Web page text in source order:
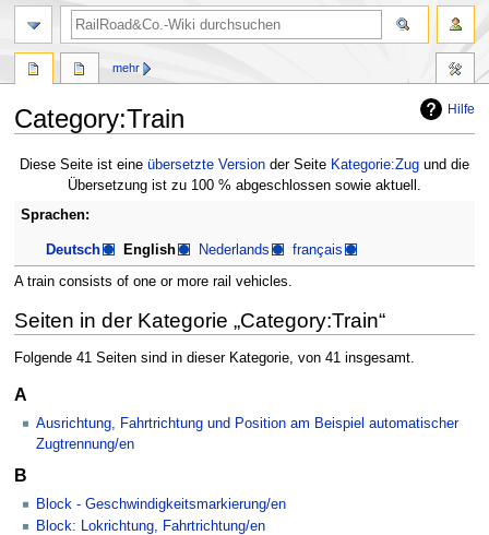
Hilfe
Category:Train
Zur
Navigation
Zur
Diese Seite ist eine übersetzte Version der Seite Kategorie:Zug und die
Übersetzung ist zu 100 % abgeschlossen sowie aktuell.
Sprachen:
Deutsch English Nederlands français
A train consists of one or more rail vehicles.
Seiten in der Kategorie „Category:Train“
Folgende 41 Seiten sind in dieser Kategorie, von 41 insgesamt.
A
Ausrichtung, Fahrtrichtung und Position am Beispiel automatischer
Zugtrennung/en
B
Block - Geschwindigkeitsmarkierung/en
Block: Lokrichtung, Fahrtrichtung/en
mehr
Suche